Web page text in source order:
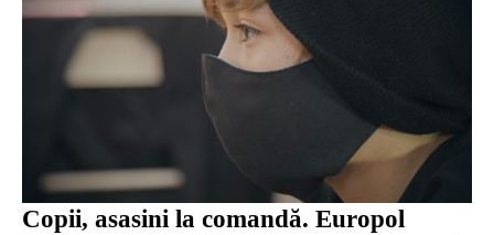
Copii, asasini la comandă. Europol